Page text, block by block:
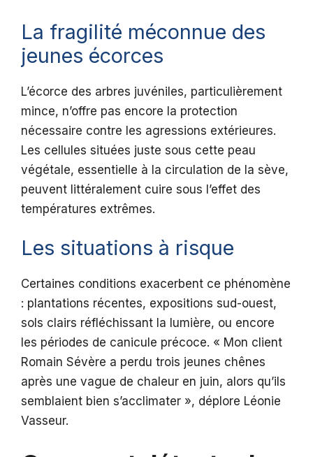
La fragilité méconnue des
jeunes écorces
L’écorce des arbres juvéniles, particulièrement
mince, n’offre pas encore la protection
nécessaire contre les agressions extérieures.
Les cellules situées juste sous cette peau
végétale, essentielle à la circulation de la sève,
peuvent littéralement cuire sous l’effet des
températures extrêmes.
Les situations à risque
Certaines conditions exacerbent ce phénomène
: plantations récentes, expositions sud-ouest,
sols clairs réfléchissant la lumière, ou encore
les périodes de canicule précoce. « Mon client
Romain Sévère a perdu trois jeunes chênes
après une vague de chaleur en juin, alors qu’ils
semblaient bien s’acclimater », déplore Léonie
Vasseur.